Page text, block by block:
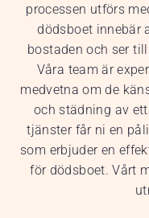
processen utförs
dödsboet innebär
bostaden och ser
Våra team är
medvetna om de
och städning av
tjänster får ni en
som erbjuder en
för dödsboet. Vårt